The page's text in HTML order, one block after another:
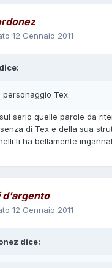
12 Gennaio 2011
Tex.
serio quelle parole da
di Tex e della sua
ti ha bellamente
d'argento
12 Gennaio 2011
dice: